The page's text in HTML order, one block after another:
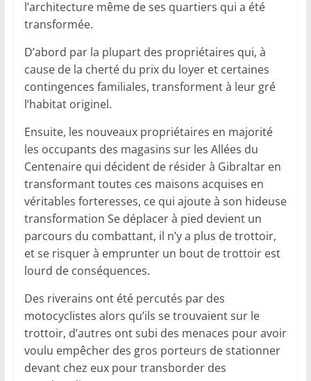
l’architecture même de ses quartiers qui a été
transformée.
D’abord par la plupart des propriétaires qui, à
cause de la cherté du prix du loyer et certaines
contingences familiales, transforment à leur gré
l’habitat originel.
Ensuite, les nouveaux propriétaires en majorité
les occupants des magasins sur les Allées du
Centenaire qui décident de résider à Gibraltar en
transformant toutes ces maisons acquises en
véritables forteresses, ce qui ajoute à son hideuse
transformation Se déplacer à pied devient un
parcours du combattant, il n’y a plus de trottoir,
et se risquer à emprunter un bout de trottoir est
lourd de conséquences.
Des riverains ont été percutés par des
motocyclistes alors qu’ils se trouvaient sur le
trottoir, d’autres ont subi des menaces pour avoir
voulu empêcher des gros porteurs de stationner
devant chez eux pour transborder des